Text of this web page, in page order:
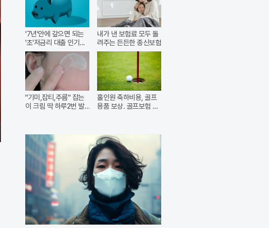
'7년'안에 갚으면 되는
'초'저금리 대출 인기...
내가 낸 보험료 모두 돌
려주는 든든한 종신보험
"기미,잡티,주름" 잡는
이 크림 딱 하루2번 발
홀인원 축하비용, 골프
용품 보상. 골프보험 출